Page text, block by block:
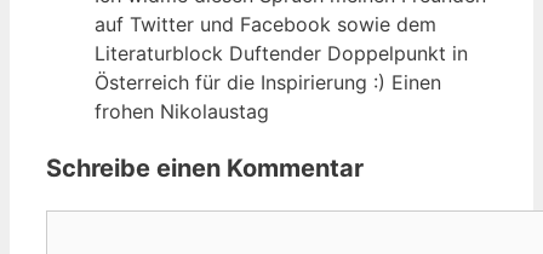
auf Twitter und Facebook sowie dem
Literaturblock Duftender Doppelpunkt in
Österreich für die Inspirierung :) Einen
frohen Nikolaustag
Schreibe einen Kommentar